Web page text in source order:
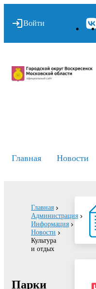
Войти
Главная Новости
Главная
Администрация
Информация
Новости
Культура
и отдых
Парки